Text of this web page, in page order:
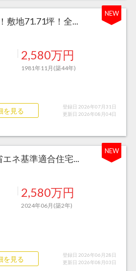
NEW
敷地71.71坪！全...
2,580万円
1981年11月(築44年)
を見る
登録日 2026年07月31日
更新日 2026年08月04日
NEW
ネ基準適合住宅...
2,580万円
2024年06月(築2年)
を見る
登録日 2026年06月28日
更新日 2026年08月03日